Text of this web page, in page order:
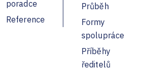
poradce
Reference
Průběh
Formy
spolupráce
Příběhy
ředitelů